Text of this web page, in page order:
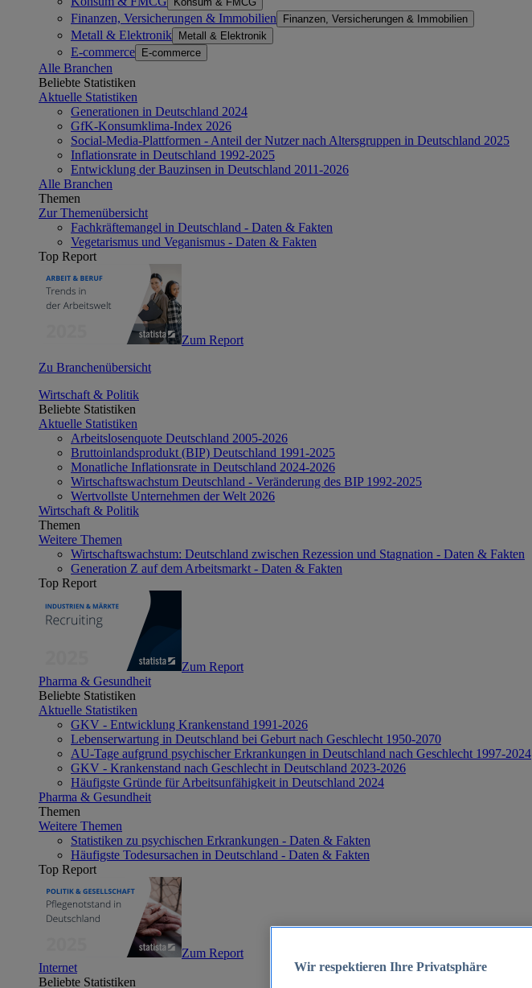
Finanzen, Versicherungen & Immobilien Finanzen, Versicherungen & Immobilien
Metall & Elektronik Metall & Elektronik
E-commerce E-commerce
Alle Branchen
Beliebte Statistiken
Aktuelle Statistiken
Generationen in Deutschland 2024
GfK-Konsumklima-Index 2026
Social-Media-Plattformen - Anteil der Nutzer nach Altersgruppen in Deutschland 2025
Inflationsrate in Deutschland 1992-2025
Entwicklung der Bauzinsen in Deutschland 2011-2026
Alle Branchen
Themen
Zur Themenübersicht
Fachkräftemangel in Deutschland - Daten & Fakten
Vegetarismus und Veganismus - Daten & Fakten
Top Report
Zum Report
Zu Branchenübersicht
Wirtschaft & Politik
Beliebte Statistiken
Aktuelle Statistiken
Arbeitslosenquote Deutschland 2005-2026
Bruttoinlandsprodukt (BIP) Deutschland 1991-2025
Monatliche Inflationsrate in Deutschland 2024-2026
Wirtschaftswachstum Deutschland - Veränderung des BIP 1992-2025
Wertvollste Unternehmen der Welt 2026
Wirtschaft & Politik
Themen
Weitere Themen
Wirtschaftswachstum: Deutschland zwischen Rezession und Stagnation - Daten & Fakten
Generation Z auf dem Arbeitsmarkt - Daten & Fakten
Top Report
Zum Report
Pharma & Gesundheit
Beliebte Statistiken
Aktuelle Statistiken
GKV - Entwicklung Krankenstand 1991-2026
Lebenserwartung in Deutschland bei Geburt nach Geschlecht 1950-2070
AU-Tage aufgrund psychischer Erkrankungen in Deutschland nach Geschlecht 1997-2024
GKV - Krankenstand nach Geschlecht in Deutschland 2023-2026
Häufigste Gründe für Arbeitsunfähigkeit in Deutschland 2024
Pharma & Gesundheit
Themen
Weitere Themen
Statistiken zu psychischen Erkrankungen - Daten & Fakten
Häufigste Todesursachen in Deutschland - Daten & Fakten
Top Report
Zum Report
Internet
Beliebte Statistiken
Wir respektieren Ihre Privatsphäre